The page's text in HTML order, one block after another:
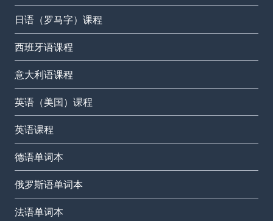
日语（罗马字）课程
西班牙语课程
意大利语课程
英语（美国）课程
英语课程
德语单词本
俄罗斯语单词本
法语单词本